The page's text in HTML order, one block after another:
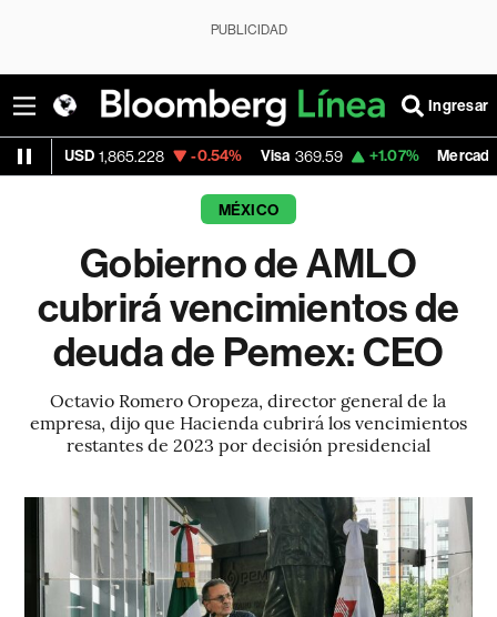
PUBLICIDAD
Ingresar
1,865.228 -0.54% Visa 369.59 +1.07% MercadoLibre
MÉXICO
Gobierno de AMLO
cubrirá vencimientos de
deuda de Pemex: CEO
Octavio Romero Oropeza, director general de la
empresa, dijo que Hacienda cubrirá los vencimientos
restantes de 2023 por decisión presidencial